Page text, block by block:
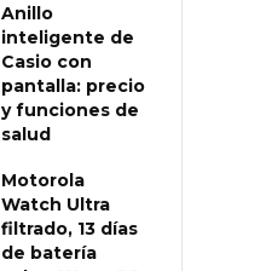
Anillo
inteligente de
Casio con
pantalla: precio
y funciones de
salud
Motorola
Watch Ultra
filtrado, 13 días
de batería